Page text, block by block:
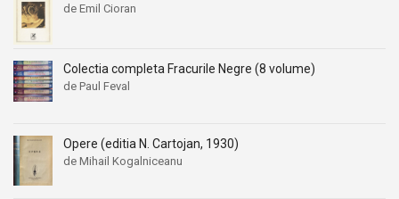
de Emil Cioran
Colectia completa Fracurile Negre (8 volume)
de Paul Feval
Opere (editia N. Cartojan, 1930)
de Mihail Kogalniceanu